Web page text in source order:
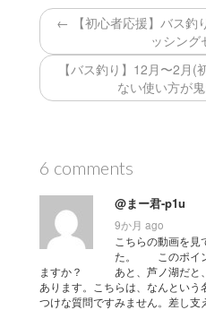
← 【初心者応援】バス釣
ッシング
【バス釣り】12月〜2月(
ない使い方が
6 comments
@まー君-p1u
9か月 ago
こちらの動画を見
た。 このポイン
ますか？ あと、芦ノ湖だと、
あります。こちらは、なんとい
つけな質問ですみません。差し支